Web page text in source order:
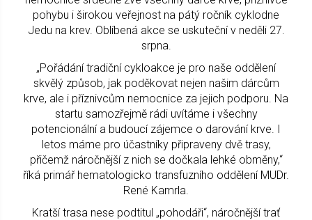
pohybu i širokou veřejnost na pátý ročník cyklodne
Jedu na krev. Oblíbená akce se uskuteční v neděli 27.
srpna.
„Pořádání tradiční cykloakce je pro naše oddělení
skvělý způsob, jak poděkovat nejen našim dárcům
krve, ale i příznivcům nemocnice za jejich podporu. Na
startu samozřejmě rádi uvítáme i všechny
potencionální a budoucí zájemce o darování krve. I
letos máme pro účastníky připraveny dvě trasy,
přičemž náročnější z nich se dočkala lehké obměny,“
říká primář hematologicko transfuzního oddělení MUDr.
René Kamrla.
Kratší trasa nese podtitul „pohodáři“, náročnější trať